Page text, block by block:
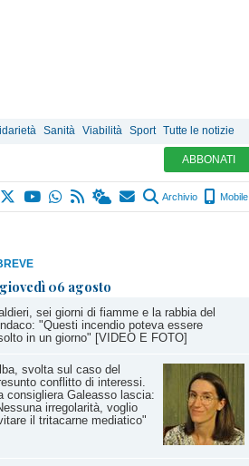
Sanità Viabilità Sport Tutte le notizie
ABBONATI
Archivio Mobile
giovedì 06 agosto
sei giorni di fiamme e la rabbia del
"Questi incendio poteva essere
in un giorno" [VIDEO E FOTO]
svolta sul caso del
conflitto di interessi.
consigliera Galeasso lascia:
irregolarità, voglio
il tritacarne mediatico"